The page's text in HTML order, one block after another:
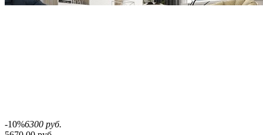
-10%6300 руб.